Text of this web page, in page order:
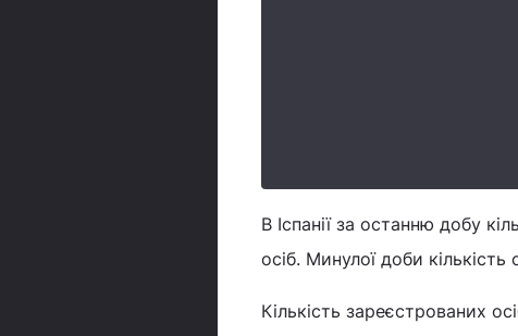
В Іспанії за останню добу
осіб. Минулої доби
Кількість зареєстрованих